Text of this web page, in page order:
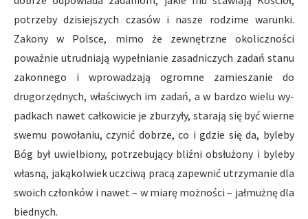
potrze­by dzisiejszych czasów i nasze rodzime warunki.
Zakony w Polsce, mimo że zewnętrzne okoliczności
poważnie utrudniają wypełnianie zasadniczych zadań stanu
zakonnego i wprowadzają ogromne zamie­szanie do
drugorzędnych, właściwych im zadań, a w bardzo wielu wy­
padkach nawet całkowicie je zburzyły, starają się być wierne
swe­mu powołaniu, czynić dobrze, co i gdzie się da, byleby
Bóg był uwielbiony, potrzebujący bliźni obsłużony i byleby
własną, jakąkol­wiek uczciwą pracą zapewnić utrzymanie dla
swoich członków i nawet – w miarę możności – jałmużnę dla
biednych.